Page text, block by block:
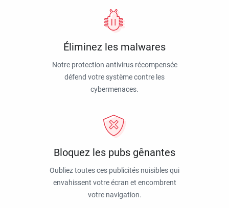
Éliminez les malwares
Notre protection antivirus récompensée
défend votre système contre les
cybermenaces.
Bloquez les pubs gênantes
Oubliez toutes ces publicités nuisibles qui
envahissent votre écran et encombrent
votre navigation.